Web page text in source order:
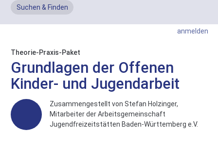
Suchen & Finden
anmelden
Theorie-Praxis-Paket
Grundlagen der Offenen
Kinder- und Jugendarbeit
Zusammengestellt von Stefan Holzinger,
Mitarbeiter der Arbeitsgemeinschaft
Jugendfreizeitstätten Baden-Württemberg e.V.